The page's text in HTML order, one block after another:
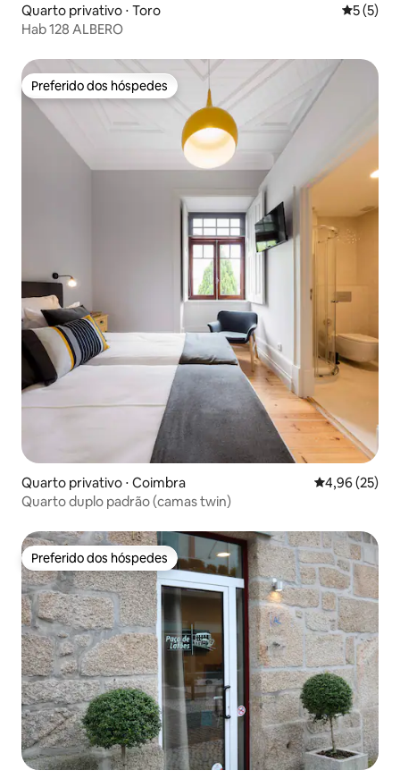
Quarto privativo ⋅ Toro 5 de
5 (5)
Hab 128 ALBERO
Preferido dos hóspedes
Preferido dos hóspedes
Quarto privativo ⋅ Coimbra 4,96 de uma
4,96 (25)
Quarto duplo padrão (camas twin)
Preferido dos hóspedes
Preferido dos hóspedes